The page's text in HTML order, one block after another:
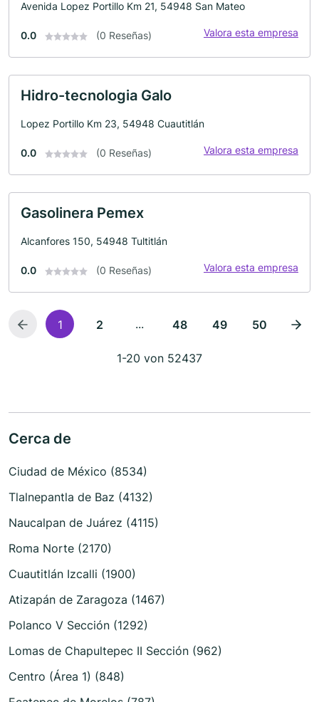
Avenida Lopez Portillo Km 21, 54948 San Mateo
0.0 (0 Reseñas) Valora esta empresa
Hidro-tecnologia Galo
Lopez Portillo Km 23, 54948 Cuautitlán
0.0 (0 Reseñas) Valora esta empresa
Gasolinera Pemex
Alcanfores 150, 54948 Tultitlán
0.0 (0 Reseñas) Valora esta empresa
1 2 ... 48 49 50
1-20 von 52437
Cerca de
Ciudad de México (8534)
Tlalnepantla de Baz (4132)
Naucalpan de Juárez (4115)
Roma Norte (2170)
Cuautitlán Izcalli (1900)
Atizapán de Zaragoza (1467)
Polanco V Sección (1292)
Lomas de Chapultepec II Sección (962)
Centro (Área 1) (848)